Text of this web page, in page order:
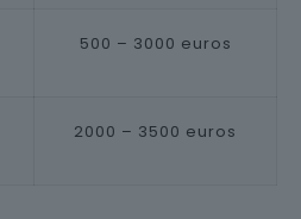
500 – 3000 euros
2000 – 3500 euros